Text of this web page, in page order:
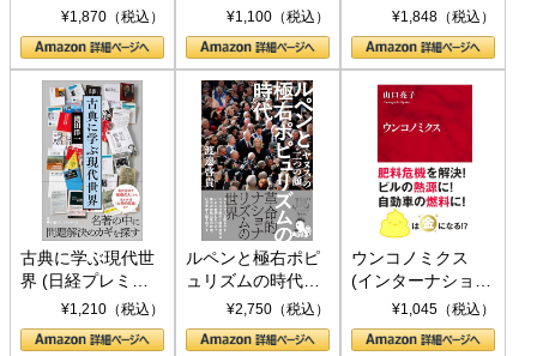
トランプとBRICS
の挑戦
¥1,870（税込）
下、ソ連参戦、そ
して聖断 (PHP新
書)
¥1,100（税込） ¥1,848（税込）
古典に学ぶ現代世
界 (日経プレミア
シリーズ)¥1,210（税込）
ルペンと極右ポピ
ュリズムの時代：
〈ヤヌス〉の二つ
の顔
¥2,750（税込）
ウンコノミクス
(インターナショナ
ル新書)¥1,045（税込）